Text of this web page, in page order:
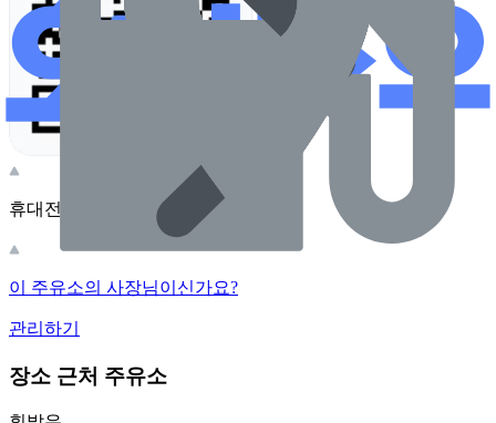
휴대전화 카메라로 찍어보세요
이 주유소의 사장님이신가요?
관리하기
장소 근처 주유소